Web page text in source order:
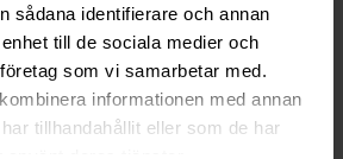
sådana identifierare och annan
till de sociala medier och
som vi samarbetar med.
informationen med annan
tillhandahållit eller som de har
Vitt Snus
Slim
Normal